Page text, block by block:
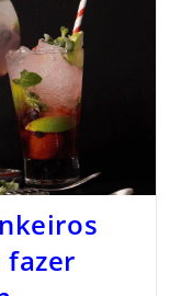
fazer